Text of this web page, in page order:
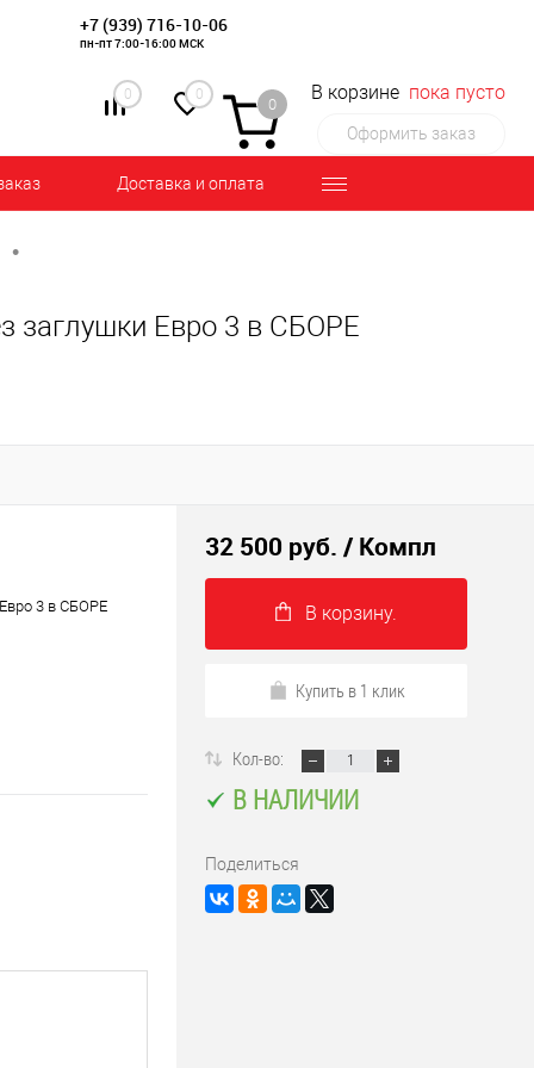
+7 (939) 716-10-06
пн-пт 7:00-16:00 МСК
0 0
0
В корзине пока пусто
Оформить заказ
Доставка и оплата
•
заглушки Евро 3 в СБОРЕ
3 в СБОРЕ
32 500 руб. / Компл
В корзину.
Купить в 1 клик
Кол-во:
В НАЛИЧИИ
Поделиться